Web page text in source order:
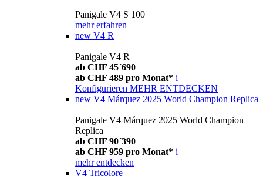
Panigale V4 S 100
mehr erfahren
new V4 R
Panigale V4 R
ab CHF 45´690
ab CHF 489 pro Monat* i
Konfigurieren MEHR ENTDECKEN
new V4 Márquez 2025 World Champion Replica
Panigale V4 Márquez 2025 World Champion
Replica
ab CHF 90´390
ab CHF 959 pro Monat* i
mehr entdecken
V4 Tricolore